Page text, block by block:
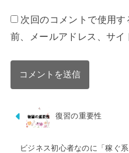
次回のコメントで使用
前、メールアドレス、サイ
復習の重要性
ビジネス初心者なのに「稼ぐ